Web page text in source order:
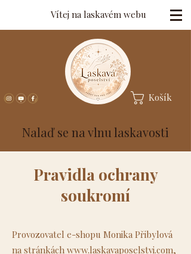
Vítej na laskavém webu
Košík
Nalaď se na vlnu laskavosti
Pravidla ochrany
soukromí
Provozovatel e-shopu Monika Přibylová
na stránkách www.laskavaposelstvi.com,